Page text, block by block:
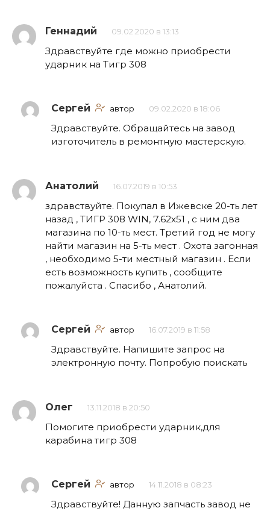
Геннадий 09.02.2020 в 13:13
Здравствуйте где можно приобрести
ударник на Тигр 308
Сергей автор 09.02.2020 в 18:06
Здравствуйте. Обращайтесь на завод
изготочитель в ремонтную мастерскую.
Анатолий 16.07.2019 в 10:53
здравствуйте. Покупал в Ижевске 20-ть лет
назад , ТИГР 308 WIN, 7.62х51 , с ним два
магазина по 10-ть мест. Третий год не могу
найти магазин на 5-ть мест . Охота загонная
, необходимо 5-ти местный магазин . Если
есть возможность купить , сообщите
пожалуйста . Спасибо , Анатолий.
Сергей автор 16.07.2019 в 11:58
Здравствуйте. Напишите запрос на
электронную почту. Попробую поискать
Олег 13.11.2018 в 20:50
Помогите приобрести ударник,для
карабина тигр 308
Сергей автор 14.11.2018 в 08:23
Здравствуйте! Данную запчасть завод не